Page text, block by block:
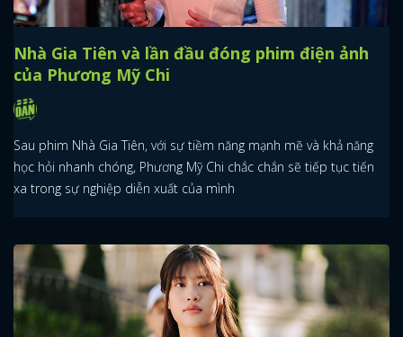
Nhà Gia Tiên và lần đầu đóng phim điện ảnh
của Phương Mỹ Chi
Sau phim Nhà Gia Tiên, với sự tiềm năng mạnh mẽ và khả năng
học hỏi nhanh chóng, Phương Mỹ Chi chắc chắn sẽ tiếp tục tiến
xa trong sự nghiệp diễn xuất của mình